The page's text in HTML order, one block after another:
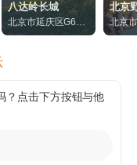
八达岭长城
北京市延庆区G6京
藏高速58号出口
北京
北京
镇永
？点击下方按钮与他